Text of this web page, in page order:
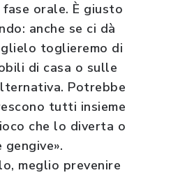
orale. È giusto
anche se ci dà
toglieremo di
di casa o sulle
Potrebbe
tutti insieme
che lo diverta o
meglio prevenire